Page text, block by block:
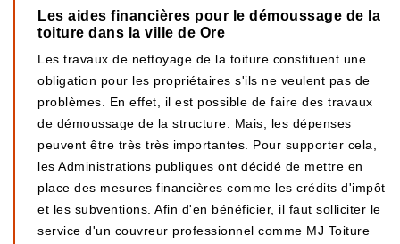
Les aides financières pour le démoussage de la
toiture dans la ville de Ore
Les travaux de nettoyage de la toiture constituent une
obligation pour les propriétaires s'ils ne veulent pas de
problèmes. En effet, il est possible de faire des travaux
de démoussage de la structure. Mais, les dépenses
peuvent être très très importantes. Pour supporter cela,
les Administrations publiques ont décidé de mettre en
place des mesures financières comme les crédits d'impôt
et les subventions. Afin d'en bénéficier, il faut solliciter le
service d'un couvreur professionnel comme MJ Toiture